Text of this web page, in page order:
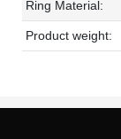
Ring Material:
Product weight: